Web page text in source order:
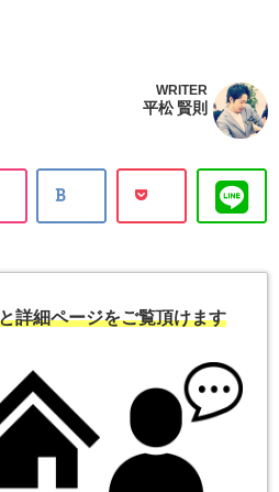
WRITER
平松 賢則
詳細ページをご覧頂けます